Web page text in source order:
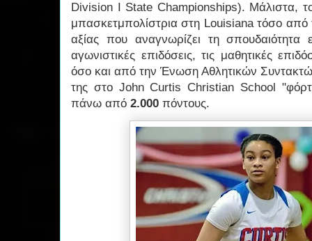
Division I State Championships). Μάλιστα,
μπασκετμπολίστρια στη Louisiana τόσο
αξίας που αναγνωρίζει τη σπουδαιότητα
αγωνιστικές επιδόσεις, τις μαθητικές
όσο και από την Ένωση Αθλητικών
της στο John Curtis Christian School
πάνω από 2.000 πόντους.